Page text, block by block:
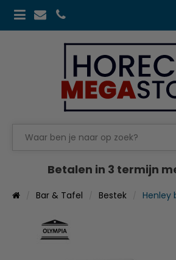
Betalen in 3 termijn
Bar & Tafel Bestek Henley